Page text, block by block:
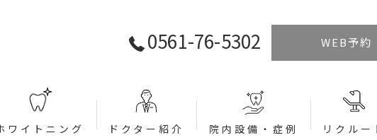
0561-76-5302 WEB予約
ワイトニング ドクター紹介 院内設備・症例 リクルー